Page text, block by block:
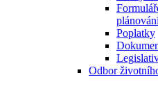
Poplatky
Odbor